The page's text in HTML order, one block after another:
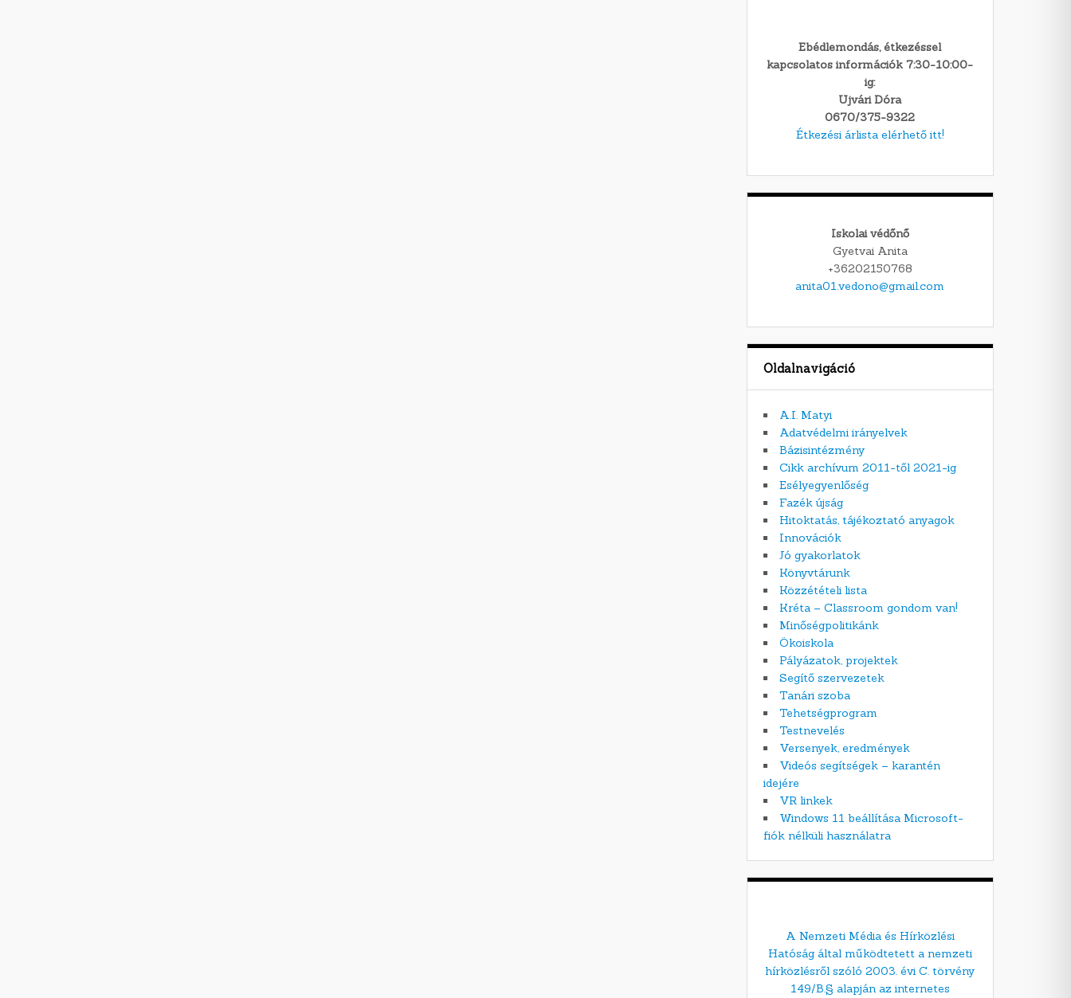
Ebédlemondás, étkezéssel
kapcsolatos információk 7:30-10:00-
ig:
Ujvári Dóra
0670/375-9322
Étkezési árlista elérhető itt!
Iskolai védőnő
Gyetvai Anita
+36202150768
anita01.vedono@gmail.com
Oldalnavigáció
A.I. Matyi
Adatvédelmi irányelvek
Bázisintézmény
Cikk archívum 2011-től 2021-ig
Esélyegyenlőség
Fazék újság
Hitoktatás, tájékoztató anyagok
Innovációk
Jó gyakorlatok
Könyvtárunk
Közzétételi lista
Kréta – Classroom gondom van!
Minőségpolitikánk
Ökoiskola
Pályázatok, projektek
Segítő szervezetek
Tanári szoba
Tehetségprogram
Testnevelés
Versenyek, eredmények
Videós segítségek – karantén
idejére
VR linkek
Windows 11 beállítása Microsoft-
fiók nélküli használatra
A Nemzeti Média és Hírközlési
Hatóság által működtetett a nemzeti
hírközlésről szóló 2003. évi C. törvény
149/B.§ alapján az internetes